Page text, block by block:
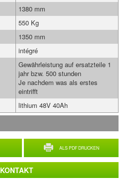
ALS PDF DRUCKEN
1380 mm
550 Kg
1350 mm
intégré
Gewährleistung auf ersatzteile 1
jahr bzw. 500 stunden
Je nachdem was als erstes
eintrifft
lithium 48V 40Ah
KONTAKT